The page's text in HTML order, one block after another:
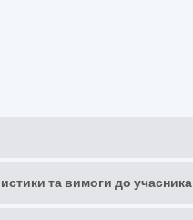
та вимоги до учасника